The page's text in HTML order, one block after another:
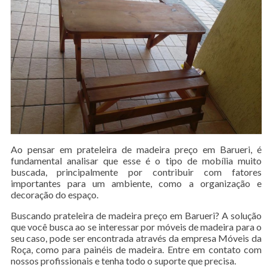
Ao pensar em prateleira de madeira preço em Barueri, é
fundamental analisar que esse é o tipo de mobília muito
buscada, principalmente por contribuir com fatores
importantes para um ambiente, como a organização e
decoração do espaço.
Buscando prateleira de madeira preço em Barueri? A solução
que você busca ao se interessar por móveis de madeira para o
seu caso, pode ser encontrada através da empresa Móveis da
Roça, como para painéis de madeira. Entre em contato com
nossos profissionais e tenha todo o suporte que precisa.